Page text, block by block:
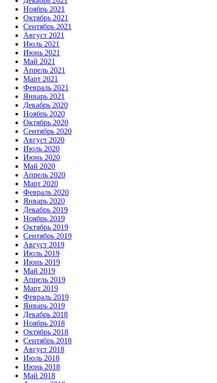
Ноябрь 2021
Октябрь 2021
Сентябрь 2021
Август 2021
Июль 2021
Июнь 2021
Май 2021
Апрель 2021
Март 2021
Февраль 2021
Январь 2021
Декабрь 2020
Ноябрь 2020
Октябрь 2020
Сентябрь 2020
Август 2020
Июль 2020
Июнь 2020
Май 2020
Апрель 2020
Март 2020
Февраль 2020
Январь 2020
Декабрь 2019
Ноябрь 2019
Октябрь 2019
Сентябрь 2019
Август 2019
Июль 2019
Июнь 2019
Май 2019
Апрель 2019
Март 2019
Февраль 2019
Январь 2019
Декабрь 2018
Ноябрь 2018
Октябрь 2018
Сентябрь 2018
Август 2018
Июль 2018
Июнь 2018
Май 2018